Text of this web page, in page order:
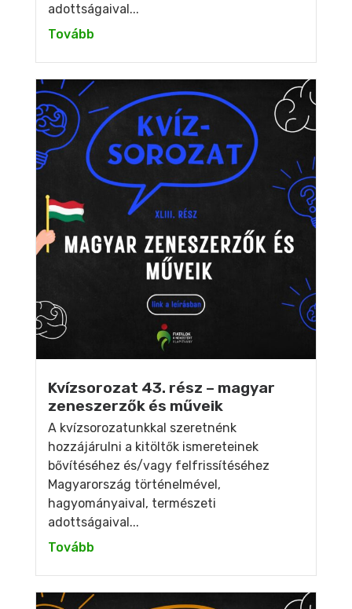
adottságaival...
Tovább
Kvízsorozat 43. rész – magyar
zeneszerzők és műveik
A kvízsorozatunkkal szeretnénk
hozzájárulni a kitöltők ismereteinek
bővítéséhez és/vagy felfrissítéséhez
Magyarország történelmével,
hagyományaival, természeti
adottságaival...
Tovább